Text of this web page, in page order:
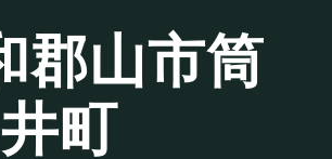
郡山市筒
井町